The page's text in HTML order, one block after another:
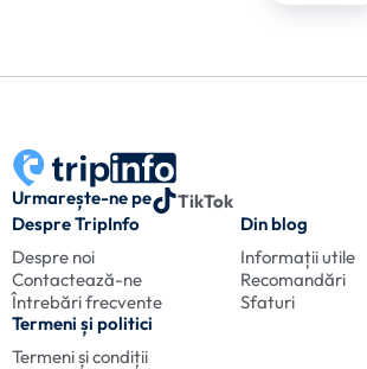
Urmarește-ne pe
TikTok
Despre TripInfo
Despre noi
Contactează-ne
Întrebări frecvente
Din blog
Informații utile
Recomandări
Sfaturi
Termeni și politici
Termeni și condiții